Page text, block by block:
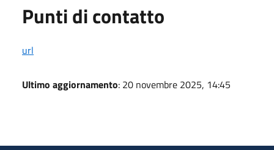
Punti di contatto
url
Ultimo aggiornamento: 20 novembre 2025, 14:45